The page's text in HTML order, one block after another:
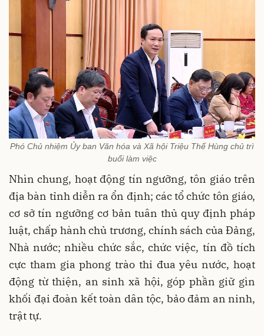
Phó Chủ nhiệm Ủy ban Văn hóa và Xã hội Triệu Thế Hùng chủ trì
buổi làm việc
Nhìn chung, hoạt động tín ngưỡng, tôn giáo trên
địa bàn tỉnh diễn ra ổn định; các tổ chức tôn giáo,
cơ sở tín ngưỡng cơ bản tuân thủ quy định pháp
luật, chấp hành chủ trương, chính sách của Đảng,
Nhà nước; nhiều chức sắc, chức việc, tín đồ tích
cực tham gia phong trào thi đua yêu nước, hoạt
động từ thiện, an sinh xã hội, góp phần giữ gìn
khối đại đoàn kết toàn dân tộc, bảo đảm an ninh,
trật tự.